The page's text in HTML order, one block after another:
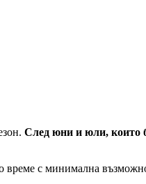
След юни и юли, които
време с минимална